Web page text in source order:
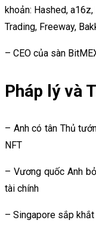
khoản: Hashed,
Trading, Freeway,
– CEO của sàn
Pháp lý và
– Anh có tân Thủ
NFT
– Vương quốc Anh
tài chính
– Singapore sắp khắt